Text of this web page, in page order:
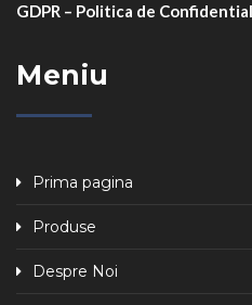
GDPR – Politica de
Meniu
Prima pagina
Produse
Despre Noi